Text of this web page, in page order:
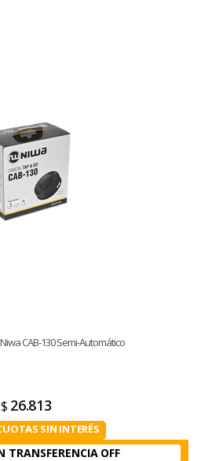
CAB-130 Semi-Automático
$ 26.813
SIN INTERÉS
TRANSFERENCIA